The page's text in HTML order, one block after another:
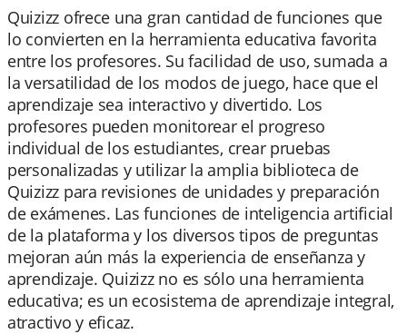
Quizizz ofrece una gran cantidad de funciones que
lo convierten en la herramienta educativa favorita
entre los profesores. Su facilidad de uso, sumada a
la versatilidad de los modos de juego, hace que el
aprendizaje sea interactivo y divertido. Los
profesores pueden monitorear el progreso
individual de los estudiantes, crear pruebas
personalizadas y utilizar la amplia biblioteca de
Quizizz para revisiones de unidades y preparación
de exámenes. Las funciones de inteligencia artificial
de la plataforma y los diversos tipos de preguntas
mejoran aún más la experiencia de enseñanza y
aprendizaje. Quizizz no es sólo una herramienta
educativa; es un ecosistema de aprendizaje integral,
atractivo y eficaz.